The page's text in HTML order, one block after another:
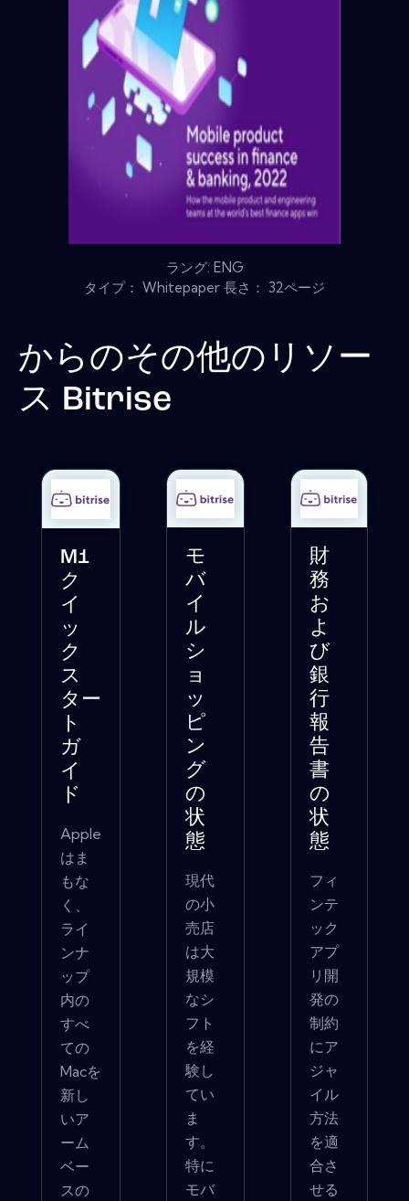
ラング: ENG
タイプ： Whitepaper 長さ： 32ページ
からのその他のリソー
ス Bitrise
M1
ク
イ
ッ
ク
ス
ター
ト
ガ
イ
ド
Apple
はま
もな
く、
ライ
ンナ
ップ
内の
すべ
ての
Macを
新し
いア
ーム
ベー
スの
モ
バ
イ
ル
シ
ョ
ッ
ピ
ン
グ
の
状
態
現代
の小
売店
は大
規模
なシ
フト
を経
験し
てい
ま
す。
特に
モバ
財
務
お
よ
び
銀
行
報
告
書
の
状
態
フィ
ンテ
ック
アプ
リ開
発の
制約
にア
ジャ
イル
方法
を適
合さ
せる